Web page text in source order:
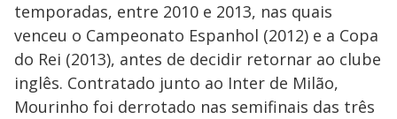
temporadas, entre 2010 e 2013, nas quais
venceu o Campeonato Espanhol (2012) e a Copa
do Rei (2013), antes de decidir retornar ao clube
inglês. Contratado junto ao Inter de Milão,
Mourinho foi derrotado nas semifinais das três